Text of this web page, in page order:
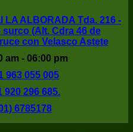
LA ALBORADA Tda. 216 -
(Alt. Cdra 46 de
con Velasco Astete
am - 06:00 pm
963 055 005
920 296 685.
6785178